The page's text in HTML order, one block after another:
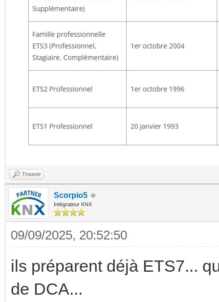
Trouver
Scorpio5
Intégrateur KNX
09/09/2025, 20:52:50
ils préparent déjà ETS7...
de DCA...